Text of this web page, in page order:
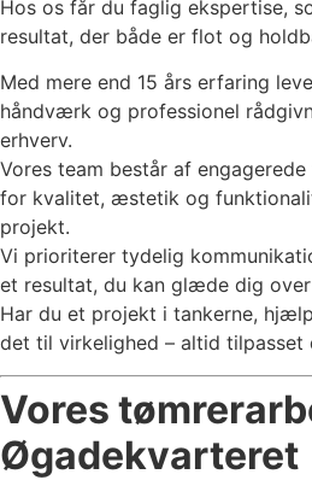
Hos os får du faglig ekspertise,
resultat, der både er flot og
Med mere end 15 års erfaring
håndværk og professionel
erhverv.
Vores team består af
for kvalitet, æstetik og
projekt.
Vi prioriterer tydelig
et resultat, du kan glæde dig over
Har du et projekt i tankerne,
det til virkelighed – altid tilpasset
Vores
Øgadekvarteret